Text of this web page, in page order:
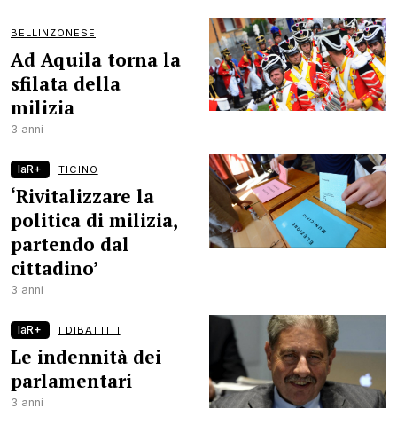
BELLINZONESE
Ad Aquila torna la
sfilata della
milizia
3 anni
laR+ TICINO
‘Rivitalizzare la
politica di milizia,
partendo dal
cittadino’
3 anni
laR+ I DIBATTITI
Le indennità dei
parlamentari
3 anni